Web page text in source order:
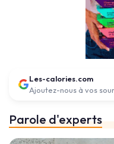
Les-calories.com
Ajoutez-nous à vos
Parole d'experts